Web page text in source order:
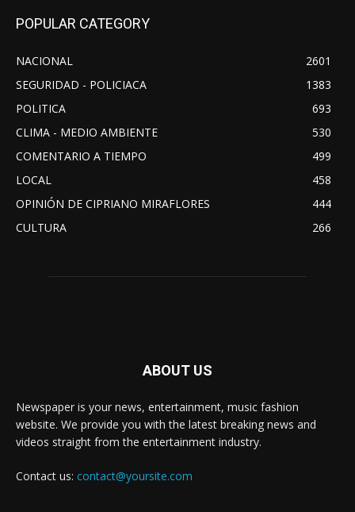
POPULAR CATEGORY
NACIONAL
2601
SEGURIDAD - POLICIACA
1383
POLITICA
693
CLIMA - MEDIO AMBIENTE
530
COMENTARIO A TIEMPO
499
LOCAL
458
OPINIÓN DE CIPRIANO MIRAFLORES
444
CULTURA
266
ABOUT US
Newspaper is your news, entertainment, music fashion
website. We provide you with the latest breaking news and
videos straight from the entertainment industry.
Contact us: contact@yoursite.com